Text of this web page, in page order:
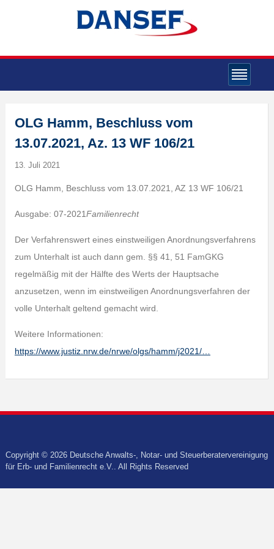
OLG Hamm, Beschluss vom
13.07.2021, Az. 13 WF 106/21
13. Juli 2021
OLG Hamm, Beschluss vom 13.07.2021, AZ 13 WF 106/21
Ausgabe: 07-2021Familienrecht
Der Verfahrenswert eines einstweiligen Anordnungsverfahrens
zum Unterhalt ist auch dann gem. §§ 41, 51 FamGKG
regelmäßig mit der Hälfte des Werts der Hauptsache
anzusetzen, wenn im einstweiligen Anordnungsverfahren der
volle Unterhalt geltend gemacht wird.
Weitere Informationen:
https://www.justiz.nrw.de/nrwe/olgs/hamm/j2021/…
Copyright © 2026 Deutsche Anwalts-, Notar- und Steuerberatervereinigung
für Erb- und Familienrecht e.V.. All Rights Reserved